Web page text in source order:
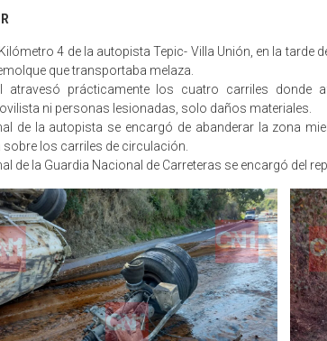
4 de la autopista Tepic- Villa Unión, en la tarde
que transportaba melaza.
atravesó prácticamente los cuatro carriles donde
ni personas lesionadas, solo daños materiales.
de la autopista se encargó de abanderar la zona
sobre los carriles de circulación.
de la Guardia Nacional de Carreteras se encargó del